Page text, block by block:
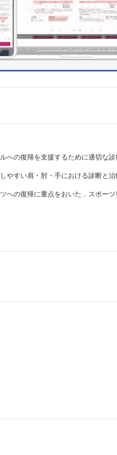
への復帰を支援するために適切な
やすい肩・肘・手における診断と
の復帰に重点をおいた．スポーツ
をご覧いただけます。詳細は